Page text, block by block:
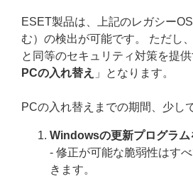
ESET製品は、上記のレガシー
む）の検出が可能です。 ただし
と同等のセキュリティ対策を提
PCの入れ替え 」となります。
PCの入れ替えまでの期間、少し
Windowsの更新プログラム
- 修正が可能な脆弱性はす
きます。